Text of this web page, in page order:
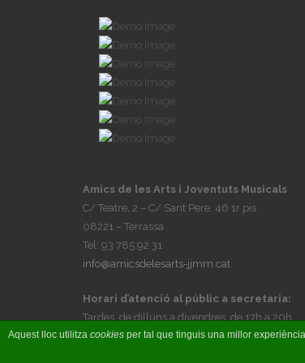
Amics de les Arts i Joventuts Musicals
C/ Teatre, 2 – C/ Sant Pere, 46 1r pis
08221 – Terrassa
Tel: 93 785 92 31
info@amicsdelesarts-jjmm.cat
Horari d’atenció al públic a secretaria:
Tardes, de dilluns a divendres, de 17h a 20h
Aquest lloc utilitza cookies per tal que tinguis una millor